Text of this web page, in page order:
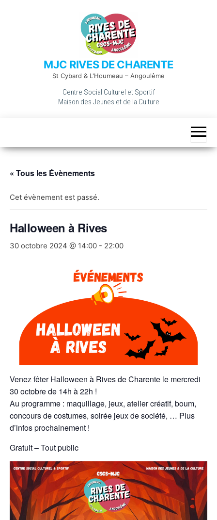
MJC RIVES DE CHARENTE
St Cybard & L'Houmeau – Angoulême
Centre Social Culturel et Sportif
Maison des Jeunes et de la Culture
« Tous les Évènements
Cet évènement est passé.
Halloween à Rives
30 octobre 2024 @ 14:00 - 22:00
Venez fêter Halloween à Rives de Charente le mercredi
30 octobre de 14h à 22h !
Au programme : maquillage, jeux, atelier créatif, boum,
concours de costumes, soirée jeux de société, … Plus
d’infos prochainement !
Gratuit – Tout public